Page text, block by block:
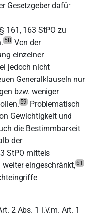
Gesetzgeber dafür
161, 163 StPO zu
58 Von der
einzelner
jedoch nicht
Generalklauseln nur
bzw. weniger
59 Problematisch
Gewichtigkeit und
die Bestimmbarkeit
der
StPO mittels
eingeschränkt,61
2 Abs. 1 i.V.m. Art. 1